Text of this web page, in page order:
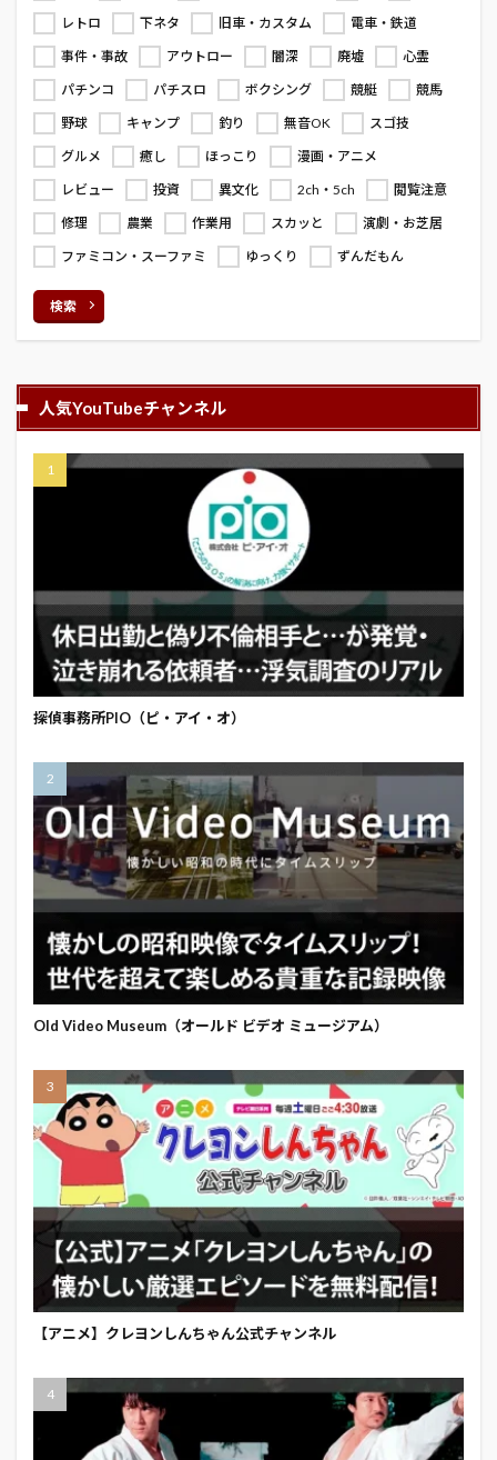
レトロ
下ネタ 旧車・カスタム
電車・鉄道
事件・事故
アウトロー 闇深 廃墟
心霊
パチンコ
パチスロ ボクシング 競艇
競馬
野球
キャンプ 釣り 無音OK
スゴ技
グルメ
癒し ほっこり
漫画・アニメ
レビュー
投資 異文化 2ch・5ch
閲覧注意
修理
農業 作業用 スカッと
演劇・お芝居
ファミコン・スーファミ
ゆっくり ずんだもん
検索
人気YouTubeチャンネル
探偵事務所PIO（ピ・アイ・オ）
Old Video Museum（オールド ビデオ ミュージアム）
【アニメ】クレヨンしんちゃん公式チャンネル